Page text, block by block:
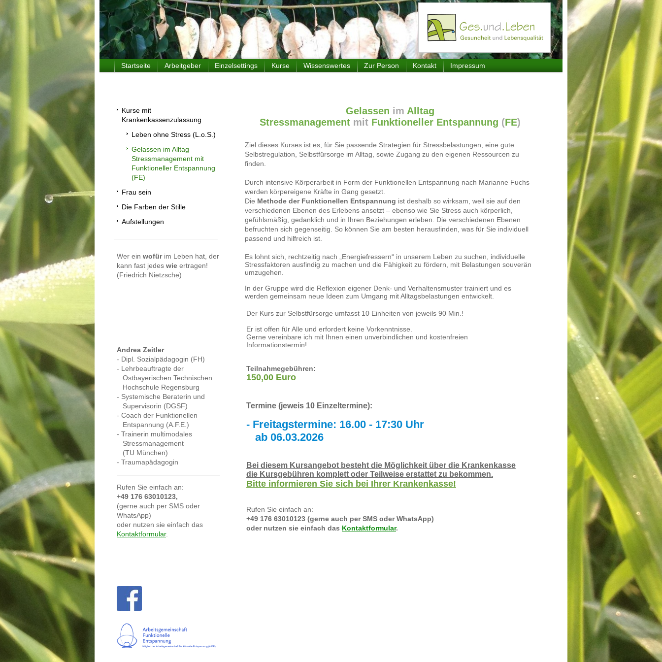
Startseite Arbeitgeber Einzelsettings Kurse Wissenswertes Zur Person Kontakt Impressum
Kurse mit
Krankenkassenzulassung
Leben ohne Stress (L.o.S.)
Gelassen im Alltag
Stressmanagement mit
Funktioneller Entspannung
(FE)
Frau sein
Die Farben der Stille
Aufstellungen
Wer ein wofürim Leben hat, der
kann fast jedes wie ertragen!
(Friedrich Nietzsche)
Andrea Zeitler
- Dipl. Sozialpädagogin (FH)
- Lehrbeauftragte der
Ostbayerischen Technischen
Hochschule Regensburg
- Systemische Beraterin und
Supervisorin (DGSF)
- Coach der Funktionellen
Entspannung (A.F.E.)
- Trainerin multimodales
Stressmanagement
(TU München)
- Traumapädagogin
Rufen Sie einfach an:
+49 176 63010123,
(gerne auch per SMS oder
WhatsApp)
oder nutzen sie einfach das
Kontaktformular.
Gelassen im Alltag
Stressmanagement mit Funktioneller Entspannung (FE)
Ziel dieses Kurses ist es, für Sie passende Strategien für Stressbelastungen, eine gute
Selbstregulation, Selbstfürsorge im Alltag, sowie Zugang zu den eigenen Ressourcen zu
finden.
Durch intensive Körperarbeit in Form der Funktionellen Entspannung nach Marianne Fuchs
werden körpereigene Kräfte in Gang gesetzt.
Die Methode der Funktionellen Entspannung ist deshalb so wirksam, weil sie auf den
verschiedenen Ebenen des Erlebens ansetzt – ebenso wie Sie Stress auch körperlich,
gefühlsmäßig, gedanklich und in Ihren Beziehungen erleben. Die verschiedenen Ebenen
befruchten sich gegenseitig. So können Sie am besten herausfinden, was für Sie individuell
passend und hilfreich ist.
Es lohnt sich, rechtzeitig nach „Energiefressern“ in unserem Leben zu suchen, individuelle
Stressfaktoren ausfindig zu machen und die Fähigkeit zu fördern, mit Belastungen souverän
umzugehen.
In der Gruppe wird die Reflexion eigener Denk- und Verhaltensmuster trainiert und es
werden gemeinsam neue Ideen zum Umgang mit Alltagsbelastungen entwickelt.
Der Kurs zur Selbstfürsorge umfasst 10 Einheiten von jeweils 90 Min.!
Er ist offen für Alle und erfordert keine Vorkenntnisse.
Gerne vereinbare ich mit Ihnen einen unverbindlichen und kostenfreien
Informationstermin!
Teilnahmegebühren:
150,00 Euro
Termine (jeweis 10 Einzeltermine):
- Freitagstermine: 16.00 - 17:30 Uhr
ab 06.03.2026
Bei diesem Kursangebot besteht die Möglichkeit über die Krankenkasse
die Kursgebühren komplett oder Teilweise erstattet zu bekommen.
Bitte informieren Sie sich bei Ihrer Krankenkasse!
Rufen Sie einfach an:
+49 176 63010123 (gerne auch per SMS oder WhatsApp)
oder nutzen sie einfach das Kontaktformular.